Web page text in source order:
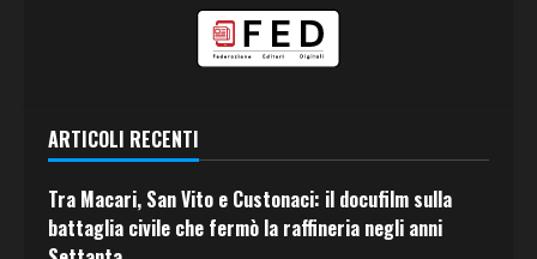
ARTICOLI RECENTI
Tra Macari, San Vito e Custonaci: il docufilm sulla
battaglia civile che fermò la raffineria negli anni